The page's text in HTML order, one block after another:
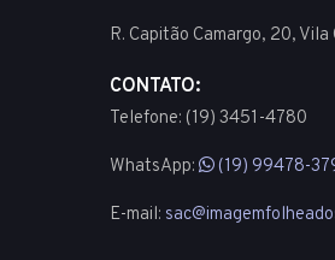
R. Capitão Camargo, 20,
CONTATO:
Telefone: (19) 3451-4780
WhatsApp: (19) 99478-
E-mail: